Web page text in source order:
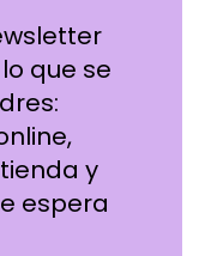
que se
y
espera